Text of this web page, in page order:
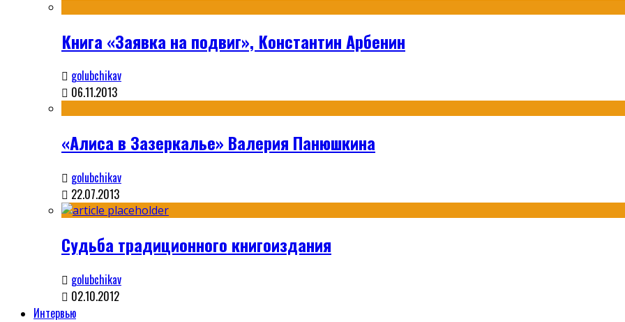
Книга «Заявка на подвиг», Константин Арбенин
golubchikav
06.11.2013
«Алиса в Зазеркалье» Валерия Панюшкина
golubchikav
22.07.2013
Судьба традиционного книгоиздания
golubchikav
02.10.2012
Интервью